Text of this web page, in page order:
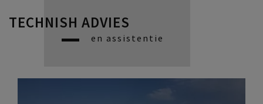
TECHNISH ADVIES
en assistentie